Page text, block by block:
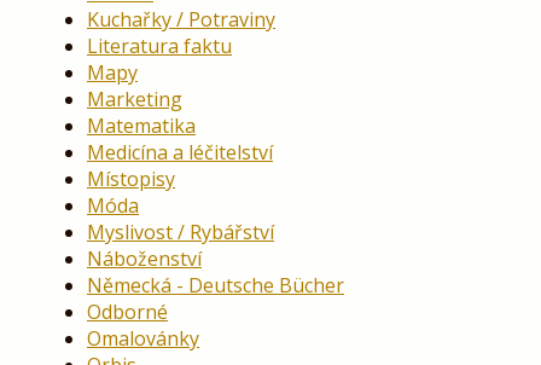
Kuchařky / Potraviny
Literatura faktu
Mapy
Marketing
Matematika
Medicína a léčitelství
Místopisy
Móda
Myslivost / Rybářství
Náboženství
Německá - Deutsche Bücher
Odborné
Omalovánky